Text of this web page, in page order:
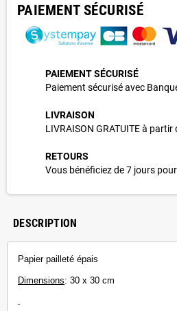
PAIEMENT SÉCURISÉ
PAIEMENT SÉCURISÉ
Paiement sécurisé avec
LIVRAISON
LIVRAISON GRATUITE à
RETOURS
Vous bénéficiez de 7 jours
DESCRIPTION
Papier pailleté épais
Dimensions: 30 x 30 cm